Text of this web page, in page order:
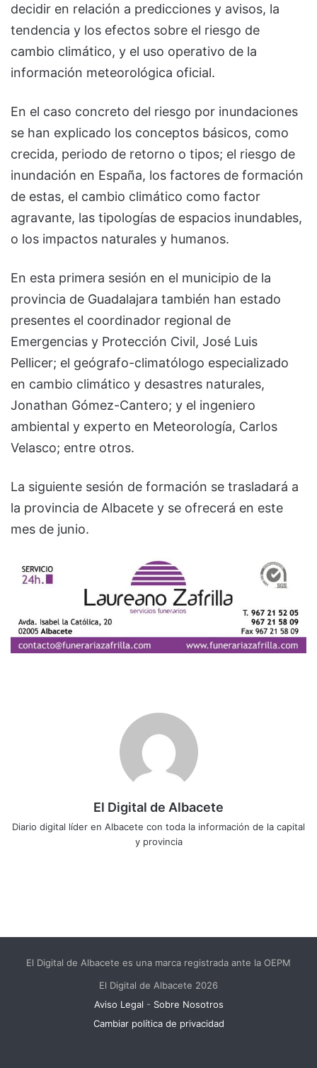
decidir en relación a predicciones y avisos, la
tendencia y los efectos sobre el riesgo de
cambio climático, y el uso operativo de la
información meteorológica oficial.
En el caso concreto del riesgo por inundaciones
se han explicado los conceptos básicos, como
crecida, periodo de retorno o tipos; el riesgo de
inundación en España, los factores de formación
de estas, el cambio climático como factor
agravante, las tipologías de espacios inundables,
o los impactos naturales y humanos.
En esta primera sesión en el municipio de la
provincia de Guadalajara también han estado
presentes el coordinador regional de
Emergencias y Protección Civil, José Luis
Pellicer; el geógrafo-climatólogo especializado
en cambio climático y desastres naturales,
Jonathan Gómez-Cantero; y el ingeniero
ambiental y experto en Meteorología, Carlos
Velasco; entre otros.
La siguiente sesión de formación se trasladará a
la provincia de Albacete y se ofrecerá en este
mes de junio.
El Digital de Albacete
Diario digital líder en Albacete con toda la información de la capital
y provincia
El Digital de Albacete es una marca registrada ante la OEPM
El Digital de Albacete 2026
Aviso Legal - Sobre Nosotros
Cambiar política de privacidad